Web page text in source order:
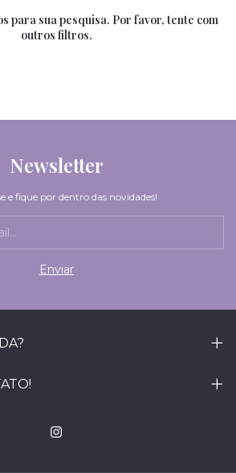
para sua pesquisa. Por favor, tente com
outros filtros.
Newsletter
e fique por dentro das novidades!